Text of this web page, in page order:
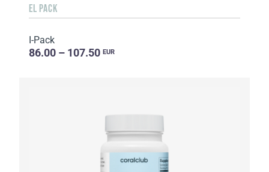
EL PACK
I-Pack
86.00 – 107.50 EUR